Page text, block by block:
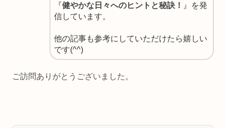
『健やかな日々へのヒントと秘訣！ 』を発
信しています。
他の記事も参考にしていただけたら嬉しい
です(^^)
ご訪問ありがとうございました。